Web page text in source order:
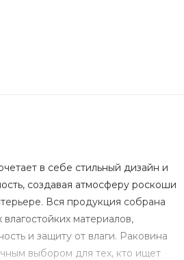
в себе стильный дизайн и
создавая атмосферу роскоши
Вся продукция собрана
материалов,
и защиту от влаги. Раковина
выбором для тех, кто ищет